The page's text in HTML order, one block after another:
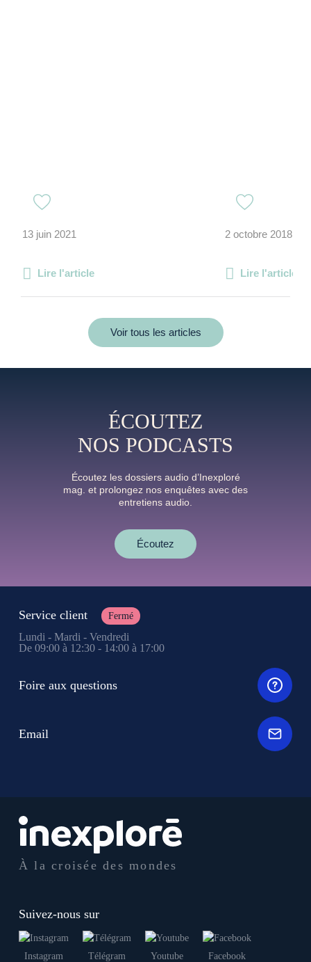
13 juin 2021
Lire l'article
2 octobre 2018
Lire l'article
Voir tous les articles
ÉCOUTEZ
NOS PODCASTS
Écoutez les dossiers audio d’Inexploré
mag. et prolongez nos enquêtes avec des
entretiens audio.
Écoutez
À la croisée des mondes
Suivez-nous sur
Instagram Télégram Youtube Facebook
Service client Fermé
Lundi - Mardi - Vendredi
De 09:00 à 12:30 - 14:00 à 17:00
Foire aux questions
Email